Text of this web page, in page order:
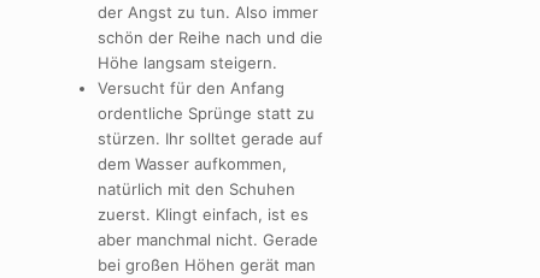
der Angst zu tun. Also immer
schön der Reihe nach und die
Höhe langsam steigern.
Versucht für den Anfang
ordentliche Sprünge statt zu
stürzen. Ihr solltet gerade auf
dem Wasser aufkommen,
natürlich mit den Schuhen
zuerst. Klingt einfach, ist es
aber manchmal nicht. Gerade
bei großen Höhen gerät man